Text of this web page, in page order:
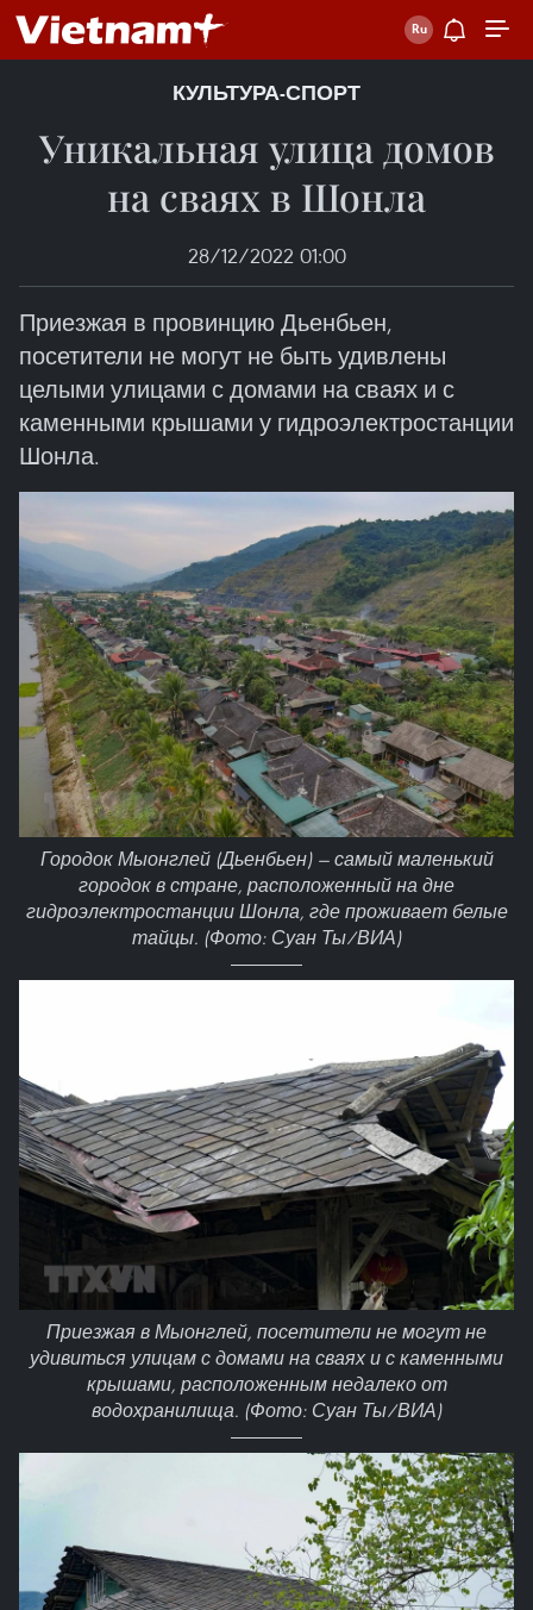
КУЛЬТУРА-СПОРТ
Уникальная улица домов
на сваях в Шонла
28/12/2022 01:00
Приезжая в провинцию Дьенбьен,
посетители не могут не быть удивлены
целыми улицами с домами на сваях и с
каменными крышами у гидроэлектростанции
Шонла.
Городок Мыонглей (Дьенбьен) — самый маленький
городок в стране, расположенный на дне
гидроэлектростанции Шонла, где проживает белые
тайцы. (Фото: Суан Ты/ВИА)
Приезжая в Мыонглей, посетители не могут не
удивиться улицам с домами на сваях и с каменными
крышами, расположенным недалеко от
водохранилища. (Фото: Суан Ты/ВИА)